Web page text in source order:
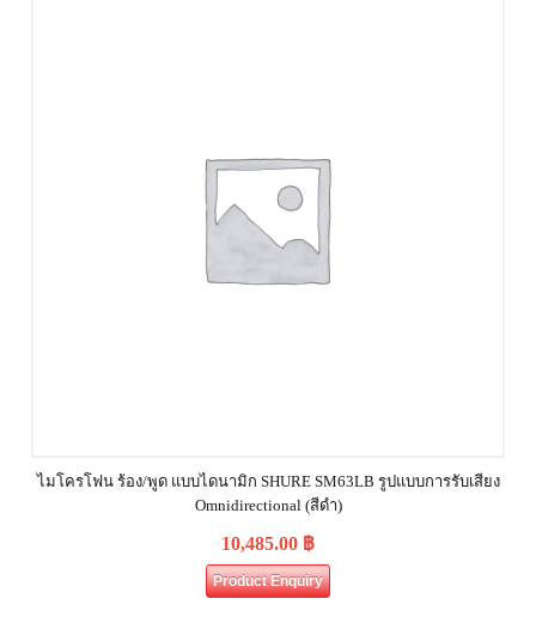
ไมโครโฟน ร้อง/พูด แบบไดนามิก SHURE SM63LB รูปแบบการรับเสียง
Omnidirectional (สีดำ)
10,485.00 ฿
Product Enquiry